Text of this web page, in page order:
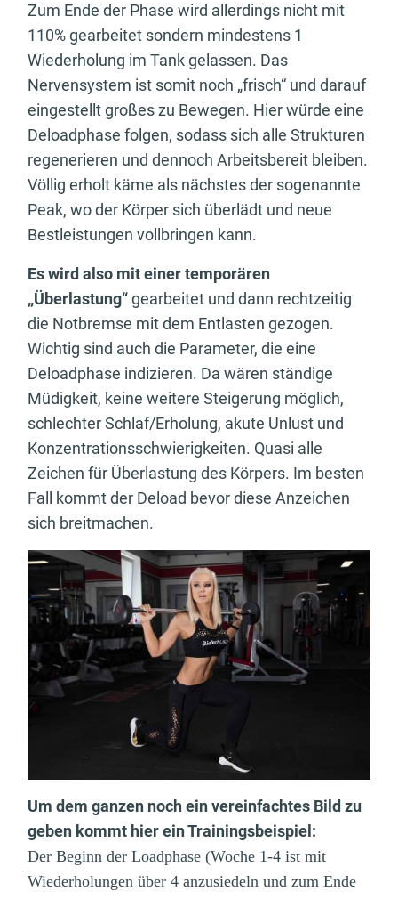
Zum Ende der Phase wird allerdings nicht mit
110% gearbeitet sondern mindestens 1
Wiederholung im Tank gelassen. Das
Nervensystem ist somit noch „frisch“ und darauf
eingestellt großes zu Bewegen. Hier würde eine
Deloadphase folgen, sodass sich alle Strukturen
regenerieren und dennoch Arbeitsbereit bleiben.
Völlig erholt käme als nächstes der sogenannte
Peak, wo der Körper sich überlädt und neue
Bestleistungen vollbringen kann.
Es wird also mit einer temporären
„Überlastung“gearbeitet und dann rechtzeitig
die Notbremse mit dem Entlasten gezogen.
Wichtig sind auch die Parameter, die eine
Deloadphase indizieren. Da wären ständige
Müdigkeit, keine weitere Steigerung möglich,
schlechter Schlaf/Erholung, akute Unlust und
Konzentrationsschwierigkeiten. Quasi alle
Zeichen für Überlastung des Körpers. Im besten
Fall kommt der Deload bevor diese Anzeichen
sich breitmachen.
Um dem ganzen noch ein vereinfachtes Bild zu
geben kommt hier ein Trainingsbeispiel:
Der Beginn der Loadphase (Woche 1-4 ist mit
Wiederholungen über 4 anzusiedeln und zum Ende